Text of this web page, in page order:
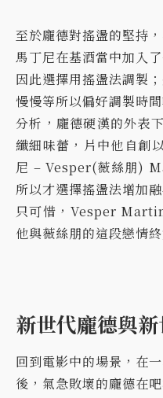
至於龐德對搖盪的堅持
馬丁尼在基酒當中加入
因此選擇用搖盪法調製
慢慢等所以偏好調製時
分析，龐德硬漢的外
纖細味蕾，片中他自創
尼 – Vesper(薇絲朋)
所以才選擇搖盪法增加
只可惜，Vesper
他與薇絲朋的這段戀情
新世代龐德與
回到電影中的場景，在
後，氣急敗壞的龐德在